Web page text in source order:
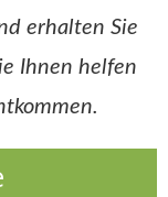
erhalten Sie
Ihnen helfen